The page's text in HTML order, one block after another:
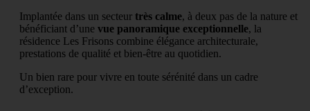
Implantée dans un secteur très calme, à deux pas de la nature et
bénéficiant d’une vue panoramique exceptionnelle, la
résidence Les Frisons combine élégance architecturale,
prestations de qualité et bien-être au quotidien.
Un bien rare pour vivre en toute sérénité dans un cadre
d’exception.